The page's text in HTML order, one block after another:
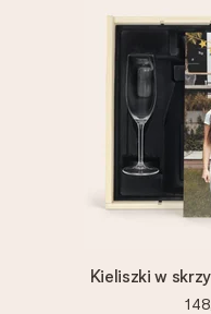
Kieliszki w